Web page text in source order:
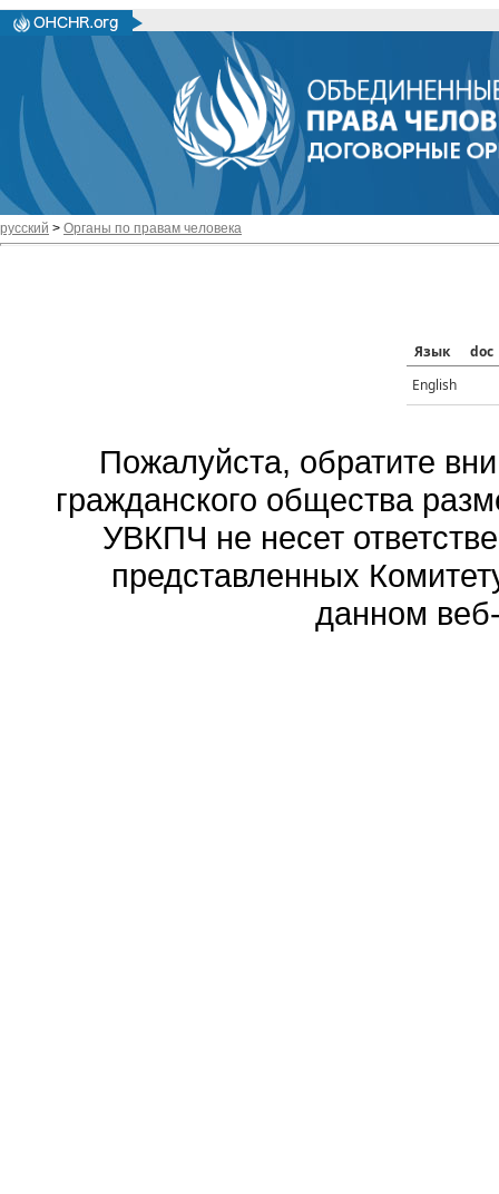
русский > Органы по правам человека
Язык
doc
English
Пожалуйста, обратите
гражданского общества
УВКПЧ не несет
представленных
данном